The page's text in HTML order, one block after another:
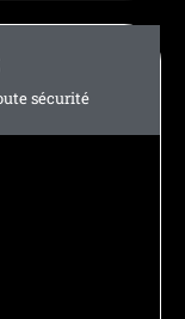
sécurité